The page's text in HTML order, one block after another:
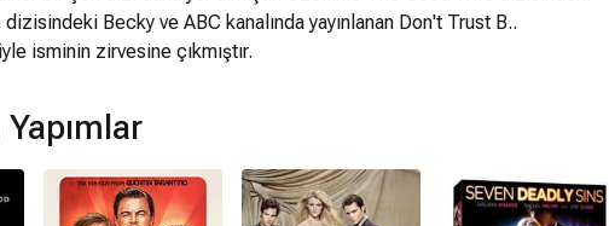
Becky ve ABC kanalında yayınlanan Don't Trust B..
isminin zirvesine çıkmıştır.
Yapımlar